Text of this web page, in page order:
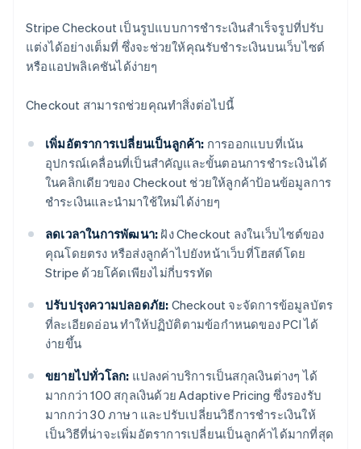
Stripe Checkout เป็นรูปแบบการชำระเงินสำเร็จรูปที่ปรับ
แต่งได้อย่างเต็มที่ ซึ่งจะช่วยให้คุณรับชำระเงินบนเว็บไซต์
หรือแอปพลิเคชันได้ง่ายๆ
Checkout สามารถช่วยคุณทำสิ่งต่อไปนี้
เพิ่มอัตราการเปลี่ยนเป็นลูกค้า: การออกแบบที่เน้น
อุปกรณ์เคลื่อนที่เป็นสำคัญและขั้นตอนการชำระเงินได้
ในคลิกเดียวของ Checkout ช่วยให้ลูกค้าป้อนข้อมูลการ
ชำระเงินและนำมาใช้ใหม่ได้ง่ายๆ
ลดเวลาในการพัฒนา: ฝัง Checkout ลงในเว็บไซต์ของ
คุณโดยตรง หรือส่งลูกค้าไปยังหน้าเว็บที่โฮสต์โดย
Stripe ด้วยโค้ดเพียงไม่กี่บรรทัด
ปรับปรุงความปลอดภัย: Checkout จะจัดการข้อมูลบัตร
ที่ละเอียดอ่อน ทำให้ปฏิบัติตามข้อกำหนดของ PCI ได้
ง่ายขึ้น
ขยายไปทั่วโลก: แปลงค่าบริการเป็นสกุลเงินต่างๆ ได้
มากกว่า 100 สกุลเงินด้วย Adaptive Pricing ซึ่งรองรับ
มากกว่า 30 ภาษา และปรับเปลี่ยนวิธีการชำระเงินให้
เป็นวิธีที่น่าจะเพิ่มอัตราการเปลี่ยนเป็นลูกค้าได้มากที่สุด